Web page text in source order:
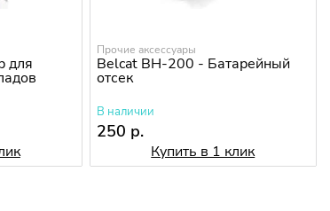
для
Прочие аксессуары
Belcat BH-200 - Батарейный
отсек
В наличии
250 р.
Купить в 1 клик